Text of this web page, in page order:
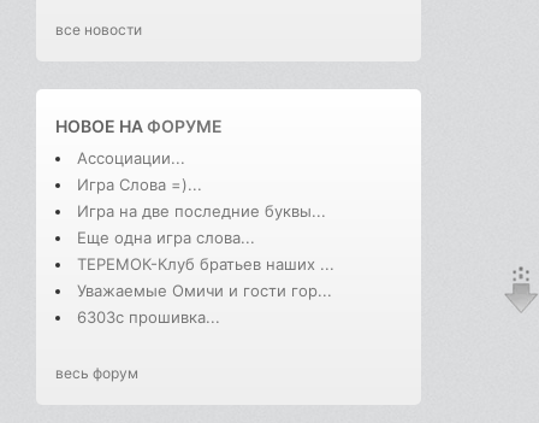
все новости
НОВОЕ НАФОРУМЕ
Ассоциации...
Игра Слова =)...
Игра на две последние буквы...
Еще одна игра слова...
ТЕРЕМОК-Клуб братьев наших ...
Уважаемые Омичи и гости гор...
6303с прошивка...
весь форум